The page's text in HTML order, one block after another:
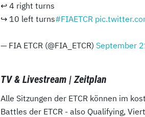
↩️ 4 right turns
↪️ 10 left turns#FIAETCR
— FIA ETCR (@FIA_ETCR) September
TV & Livestream | Zeitplan
Alle Sitzungen der ETCR können im
Battles der ETCR - also Qualifying,